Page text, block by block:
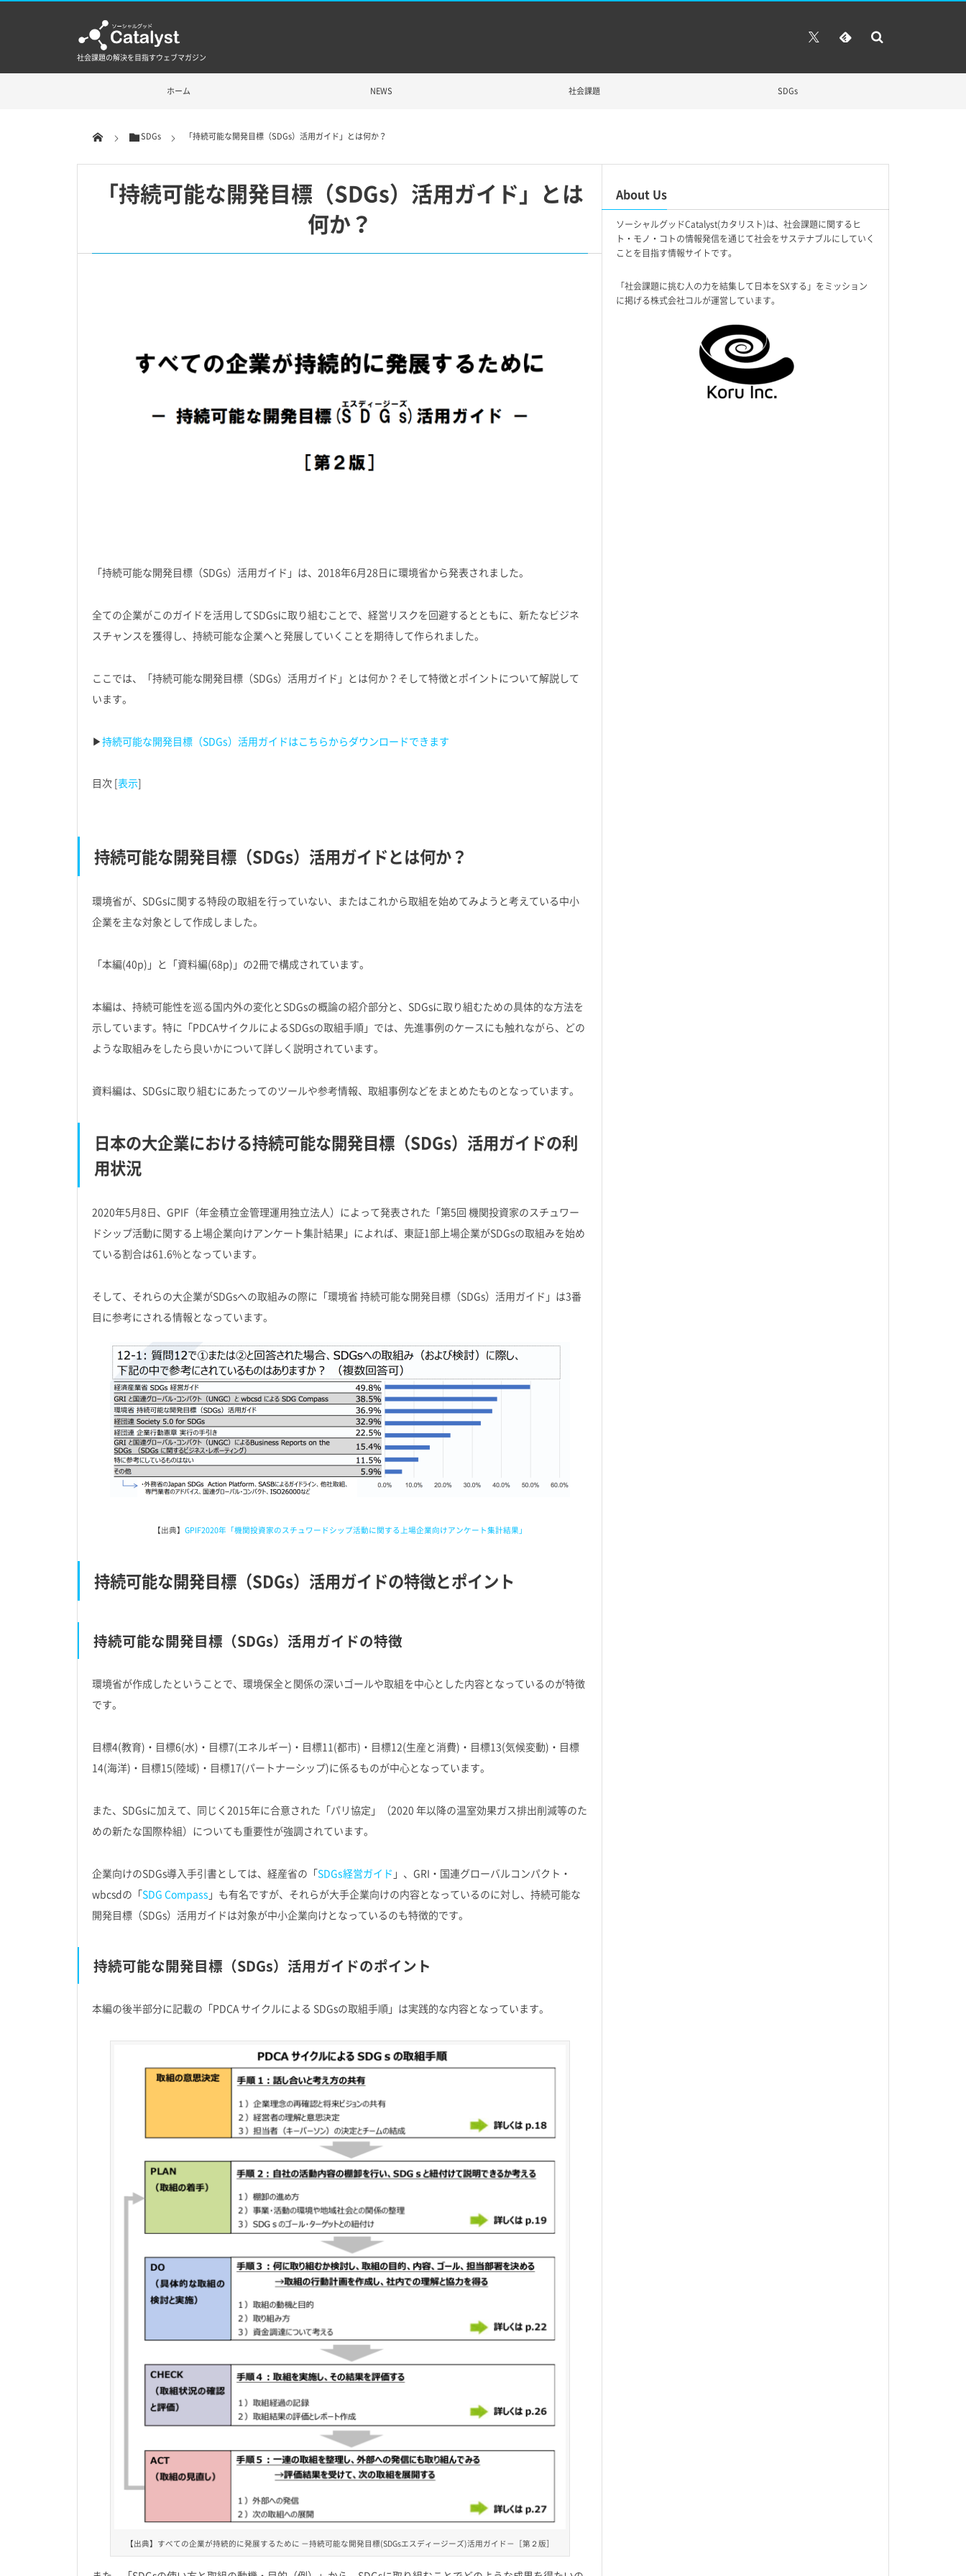
社会課題の解決を目指すウェブマガジン
ホーム NEWS 社会課題 SDGs
SDGs 「持続可能な開発目標（SDGs）活用ガイド」とは何か？
「持続可能な開発目標（SDGs）活用ガイド」とは
何か？
「持続可能な開発目標（SDGs）活用ガイド」は、2018年6月28日に環境省から発表されました。
全ての企業がこのガイドを活用してSDGsに取り組むことで、経営リスクを回避するとともに、新たなビジネ
スチャンスを獲得し、持続可能な企業へと発展していくことを期待して作られました。
ここでは、「持続可能な開発目標（SDGs）活用ガイド」とは何か？そして特徴とポイントについて解説して
います。
▶︎持続可能な開発目標（SDGs）活用ガイドはこちらからダウンロードできます
目次 [表示]
持続可能な開発目標（SDGs）活用ガイドとは何か？
環境省が、SDGsに関する特段の取組を行っていない、またはこれから取組を始めてみようと考えている中小
企業を主な対象として作成しました。
「本編(40p)」と「資料編(68p)」の2冊で構成されています。
本編は、持続可能性を巡る国内外の変化とSDGsの概論の紹介部分と、SDGsに取り組むための具体的な方法を
示しています。特に「PDCAサイクルによるSDGsの取組手順」では、先進事例のケースにも触れながら、どの
ような取組みをしたら良いかについて詳しく説明されています。
資料編は、SDGsに取り組むにあたってのツールや参考情報、取組事例などをまとめたものとなっています。
日本の大企業における持続可能な開発目標（SDGs）活用ガイドの利
用状況
2020年5月8日、GPIF（年金積立金管理運用独立法人）によって発表された「第5回 機関投資家のスチュワー
ドシップ活動に関する上場企業向けアンケート集計結果」によれば、東証1部上場企業がSDGsの取組みを始め
ている割合は61.6%となっています。
そして、それらの大企業がSDGsへの取組みの際に「環境省 持続可能な開発目標（SDGs）活用ガイド」は3番
目に参考にされる情報となっています。
【出典】 GPIF2020年「機関投資家のスチュワードシップ活動に関する上場企業向けアンケート集計結果」
持続可能な開発目標（SDGs）活用ガイドの特徴とポイント
持続可能な開発目標（SDGs）活用ガイドの特徴
環境省が作成したということで、環境保全と関係の深いゴールや取組を中心とした内容となっているのが特徴
です。
目標4(教育)・目標6(水)・目標7(エネルギー)・目標11(都市)・目標12(生産と消費)・目標13(気候変動)・目標
14(海洋)・目標15(陸域)・目標17(パートナーシップ)に係るものが中心となっています。
また、SDGsに加えて、同じく2015年に合意された「パリ協定」（2020 年以降の温室効果ガス排出削減等のた
めの新たな国際枠組）についても重要性が強調されています。
企業向けのSDGs導入手引書としては、経産省の「SDGs経営ガイド 」、GRI・国連グローバルコンパクト・
wbcsdの「SDG Compass 」も有名ですが、それらが大手企業向けの内容となっているのに対し、持続可能な
開発目標（SDGs）活用ガイドは対象が中小企業向けとなっているのも特徴的です。
持続可能な開発目標（SDGs）活用ガイドのポイント
本編の後半部分に記載の「PDCA サイクルによる SDGsの取組手順」は実践的な内容となっています。
【出典】すべての企業が持続的に発展するために －持続可能な開発目標(SDGsエスディージーズ)活用ガイド－［第２版］
About Us
ソーシャルグッドCatalyst(カタリスト)は、社会課題に関するヒ
ト・モノ・コトの情報発信を通じて社会をサステナブルにしていく
ことを目指す情報サイトです。
「社会課題に挑む人の力を結集して日本をSXする」をミッション
に掲げる株式会社コルが運営しています。